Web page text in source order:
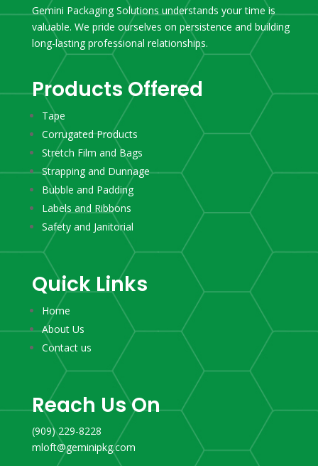
Gemini Packaging Solutions understands your time is
valuable. We pride ourselves on persistence and building
long-lasting professional relationships.
Products Offered
Tape
Corrugated Products
Stretch Film and Bags
Strapping and Dunnage
Bubble and Padding
Labels and Ribbons
Safety and Janitorial
Quick Links
Home
About Us
Contact us
Reach Us On
(909) 229-8228
mloft@geminipkg.com